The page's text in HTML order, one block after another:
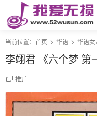
当前位置： 首页 华语 华语女
李翊君 《六个梦 第
推广